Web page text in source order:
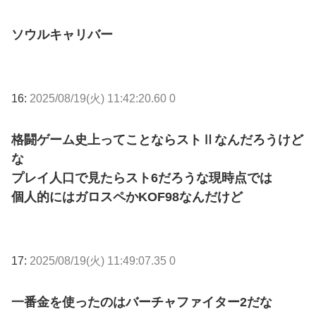
ソウルキャリバー
16: 2025/08/19(火) 11:42:20.60 0
格闘ゲーム史上ってことならストⅡなんだろうけど
な
プレイ人口で見たらスト6だろうな現時点では
個人的にはガロスペかKOF98なんだけど
17: 2025/08/19(火) 11:49:07.35 0
一番金を使ったのはバーチャファイター2だな